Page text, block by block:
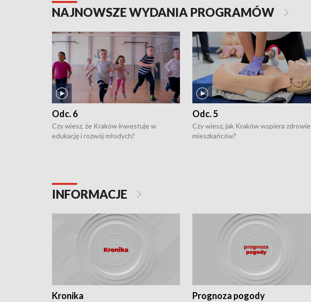
NAJNOWSZE WYDANIA PROGRAMÓW
Odc. 6
Czy wiesz, że Kraków inwestuje w
edukację i rozwój młodych?
Odc. 5
Czy wiesz, jak Kraków wspiera zdrowie
mieszkańców?
INFORMACJE
Kronika Prognoza pogody